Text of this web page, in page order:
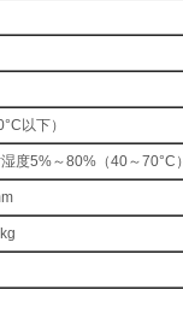
以下）
度5%～80%（40～70°C）